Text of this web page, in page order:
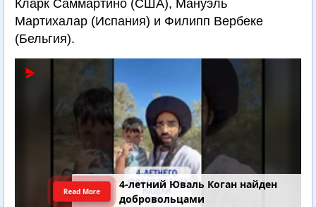
Кларк Саммартино (США), Мануэль
Мартихалар (Испания) и Филипп Вербеке
(Бельгия).
4-летний Юваль Коган найден
добровольцами
Read More